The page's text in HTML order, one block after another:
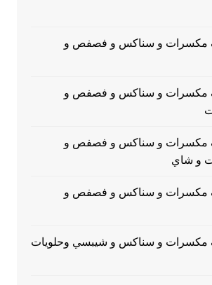
مكسرات و سناكس و فصفص و
مكسرات و سناكس و فصفص و
مكسرات و سناكس و فصفص و
و شاي
مكسرات و سناكس و فصفص و
مكسرات و سناكس و شيبسي وحلويات